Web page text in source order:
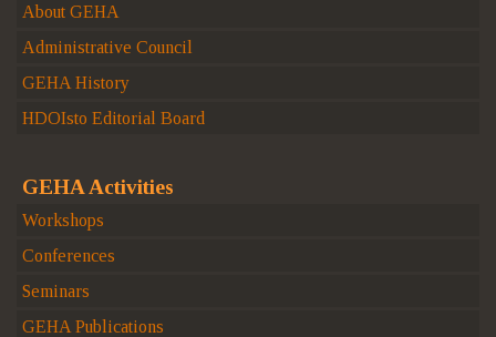
About GEHA
Administrative Council
GEHA History
HDOIsto Editorial Board
GEHA Activities
Workshops
Conferences
Seminars
GEHA Publications